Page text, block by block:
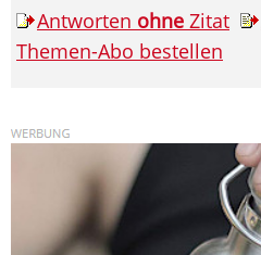
Antworten ohne Zitat
Themen-Abo bestellen